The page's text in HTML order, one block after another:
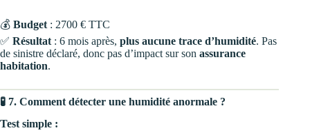
💰 Budget : 2700 € TTC
✅ Résultat : 6 mois après, plus aucune trace d’humidité. Pas
de sinistre déclaré, donc pas d’impact sur son assurance
habitation.
🧪 7. Comment détecter une humidité anormale ?
Test simple :